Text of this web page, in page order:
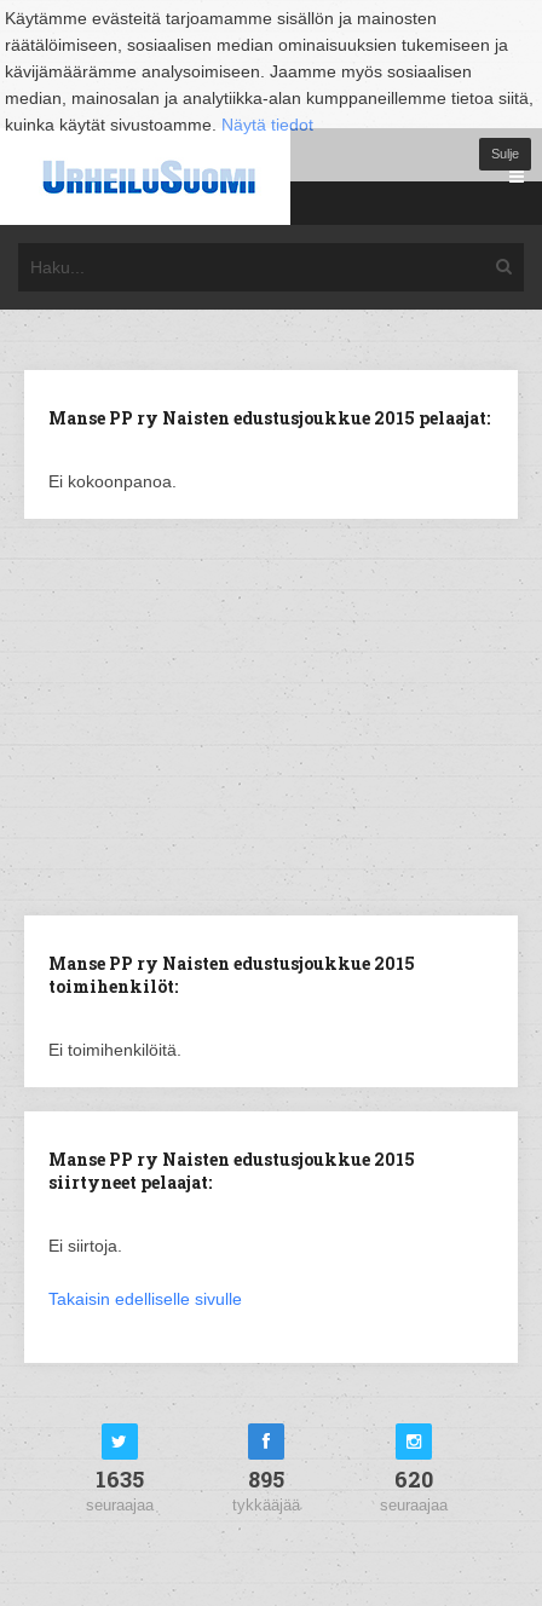
Käytämme evästeitä tarjoamamme sisällön ja mainosten
räätälöimiseen, sosiaalisen median ominaisuuksien tukemiseen ja
kävijämäärämme analysoimiseen. Jaamme myös sosiaalisen
median, mainosalan ja analytiikka-alan kumppaneillemme tietoa siitä,
kuinka käytät sivustoamme. Näytä tiedot
Sulje
Manse PP ry Naisten edustusjoukkue 2015 pelaajat:
Ei kokoonpanoa.
Manse PP ry Naisten edustusjoukkue 2015
toimihenkilöt:
Ei toimihenkilöitä.
Manse PP ry Naisten edustusjoukkue 2015
siirtyneet pelaajat:
Ei siirtoja.
Takaisin edelliselle sivulle
1635
seuraajaa
895
tykkääjää
620
seuraajaa